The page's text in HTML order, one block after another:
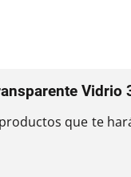
Vidrio
que te